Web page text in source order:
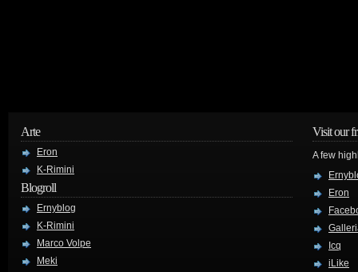
Arte
Eron
K-Rimini
Blogroll
Ernyblog
K-Rimini
Marco Volpe
Meki
Visit our
A few
Eron
Icq
iLike